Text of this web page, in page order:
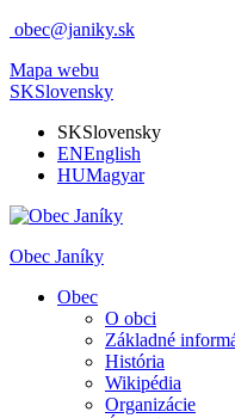
obec@janiky.sk
Mapa webu
SKSlovensky
SKSlovensky
ENEnglish
HUMagyar
Obec Janíky
Obec
O obci
Základné
História
Wikipédia
Organizácie